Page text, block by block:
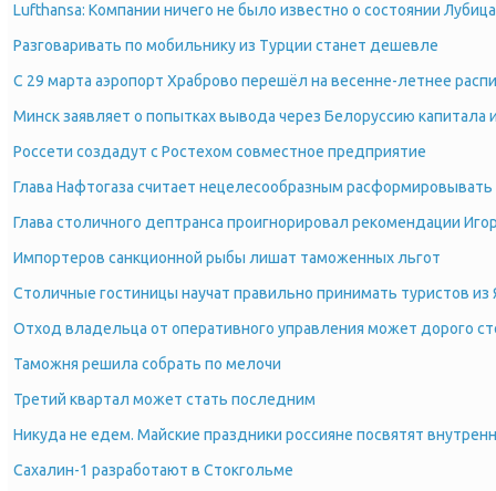
Lufthansa: Компании ничего не было известно о состоянии Лубица
Разговаривать по мобильнику из Турции станет дешевле
С 29 марта аэропорт Храброво перешёл на весенне-летнее
Минск заявляет о попытках вывода через Белоруссию капитала
Россети создадут с Ростехом совместное предприятие
Глава Нафтогаза считает нецелесообразным
Глава столичного дептранса проигнорировал рекомендации
Импортеров санкционной рыбы лишат таможенных льгот
Столичные гостиницы научат правильно принимать туристов из
Отход владельца от оперативного управления может дорого
Таможня решила собрать по мелочи
Третий квартал может стать последним
Никуда не едем. Майские праздники россияне посвятят
Сахалин-1 разработают в Стокгольме